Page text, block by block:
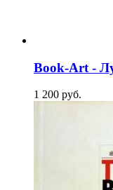
Book-Art -
1 200 pуб.